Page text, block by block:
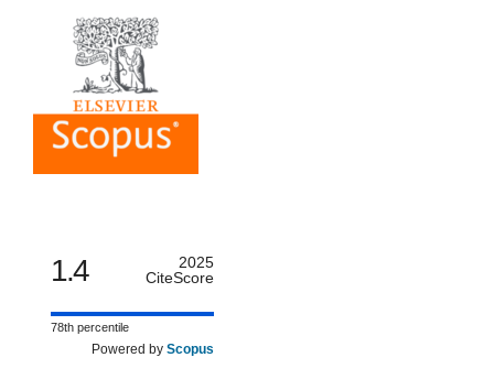
1.4
2025
CiteScore
78th percentile
Powered by Scopus